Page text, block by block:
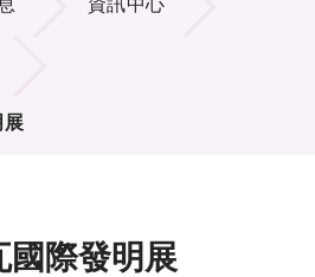
資訊中心
展
國際發明展